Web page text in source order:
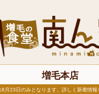
増毛本店
月23日のみとなります。詳しく新着情報